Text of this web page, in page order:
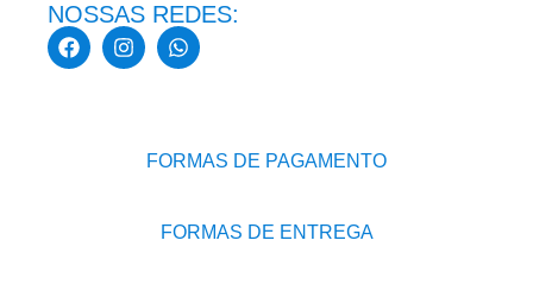
NOSSAS REDES:
FORMAS DE PAGAMENTO
FORMAS DE ENTREGA